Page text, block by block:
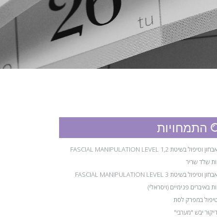
התמחויות
אבחון וטיפול בשיטת FASCIAL MANIPULATION LEVEL 1,2
שלד שריר
אבחון וטיפול בשיטת FASCIAL MANIPULATION LEVEL 3
באיברים פנימיים (ויסראלי)
במפרק לסת
יבש "מערבי"